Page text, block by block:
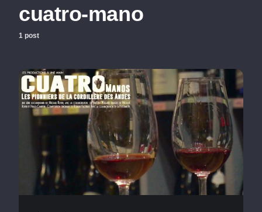
cuatro-mano
1 post